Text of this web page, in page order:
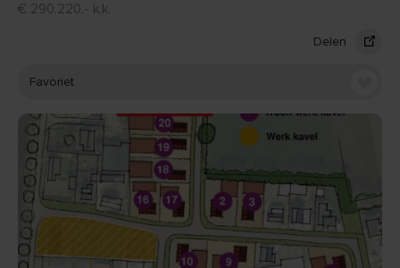
€ 290.220,- k.k.
Delen
Favoriet